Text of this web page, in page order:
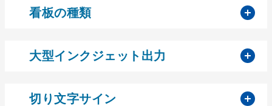
看板の種類
大型インクジェット出力
切り文字サイン